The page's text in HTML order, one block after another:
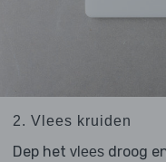
2. Vlees kruiden
Dep het vleesdroog